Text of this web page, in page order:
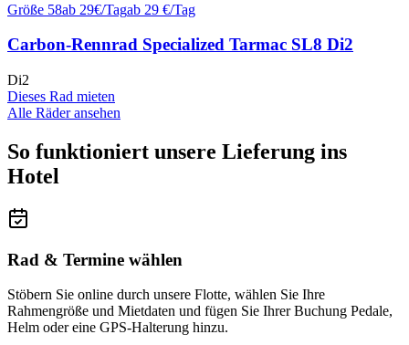
Größe 58ab 29€/Tagab 29 €/Tag
Carbon-Rennrad Specialized Tarmac SL8 Di2
Di2
Dieses Rad mieten
Alle Räder ansehen
So funktioniert unsere Lieferung ins
Hotel
Rad & Termine wählen
Stöbern Sie online durch unsere Flotte, wählen Sie Ihre
Rahmengröße und Mietdaten und fügen Sie Ihrer Buchung Pedale,
Helm oder eine GPS-Halterung hinzu.